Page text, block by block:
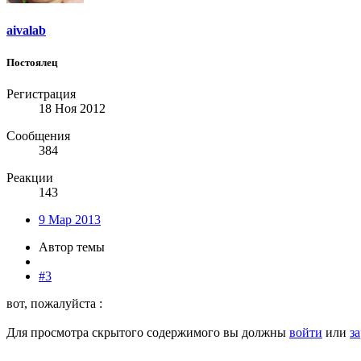
aivalab
Постоялец
Регистрация
18 Ноя 2012
Сообщения
384
Реакции
143
9 Мар 2013
Автор темы
#3
вот, пожалуйста :
Для просмотра скрытого содержимого вы должны войти или